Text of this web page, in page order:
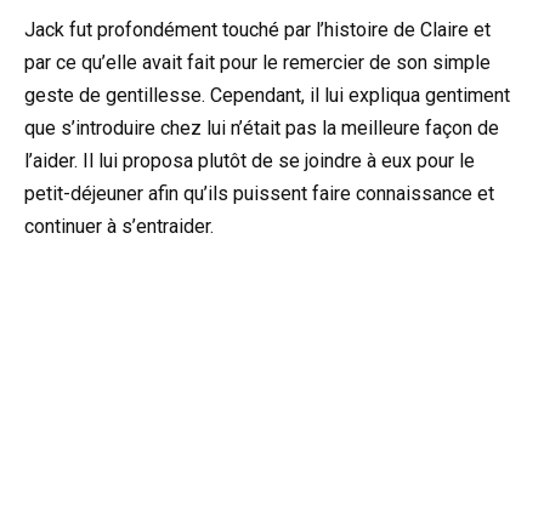
Jack fut profondément touché par l’histoire de Claire et
par ce qu’elle avait fait pour le remercier de son simple
geste de gentillesse. Cependant, il lui expliqua gentiment
que s’introduire chez lui n’était pas la meilleure façon de
l’aider. Il lui proposa plutôt de se joindre à eux pour le
petit-déjeuner afin qu’ils puissent faire connaissance et
continuer à s’entraider.